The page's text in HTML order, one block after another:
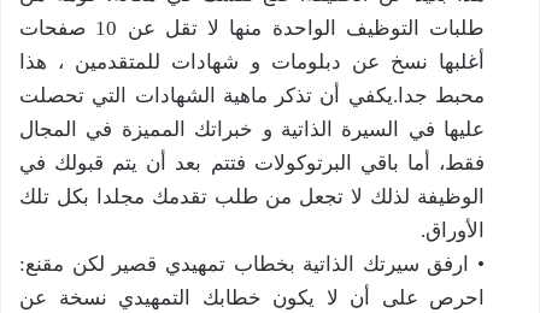
طلبات التوظيف الواحدة منها لا تقل عن 10 صفحات
أغلبها نسخ عن دبلومات و شهادات للمتقدمين ، هذا
محبط جدا.يكفي أن تذكر ماهية الشهادات التي تحصلت
عليها في السيرة الذاتية و خبراتك المميزة في المجال
فقط، أما باقي البرتوكولات فتتم بعد أن يتم قبولك في
الوظيفة لذلك لا تجعل من طلب تقدمك مجلدا بكل تلك
الأوراق.
• ارفق سيرتك الذاتية بخطاب تمهيدي قصير لكن مقنع:
احرص على أن لا يكون خطابك التمهيدي نسخة عن